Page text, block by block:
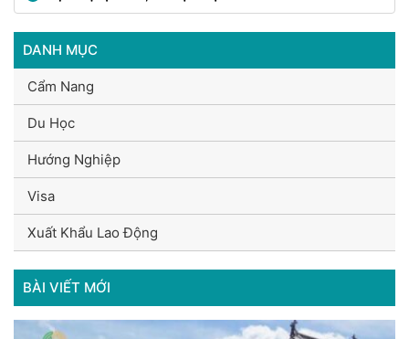
DANH MỤC
Cẩm Nang
Du Học
Hướng Nghiệp
Visa
Xuất Khẩu Lao Động
BÀI VIẾT MỚI